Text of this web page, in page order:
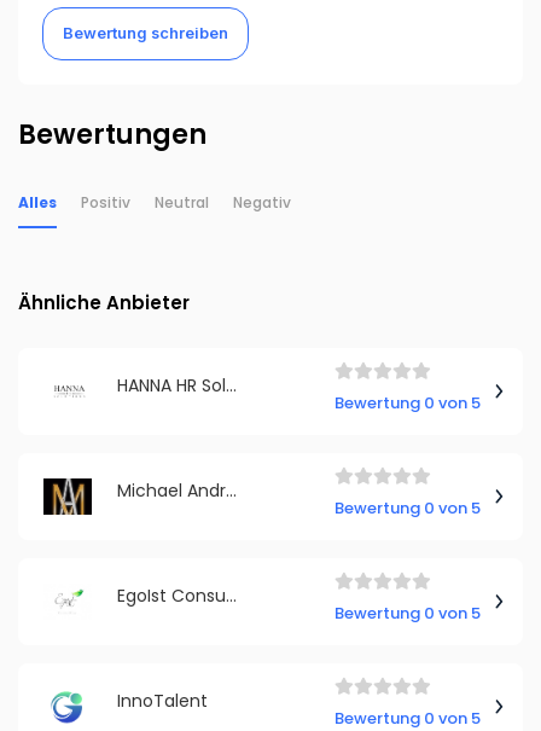
Bewertung schreiben
Bewertungen
Alles Positiv Neutral Negativ
Ähnliche Anbieter
HANNA HR Solutions GmbH
Bewertung 0 von 5
Michael Andresen - Erfolgskunden-Mentor
Bewertung 0 von 5
EgoIst Consulting
Bewertung 0 von 5
InnoTalent
Bewertung 0 von 5